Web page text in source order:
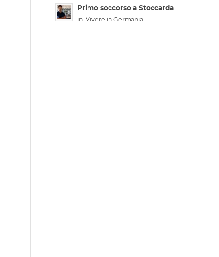
Primo soccorso a Stoccarda
in:Vivere in Germania